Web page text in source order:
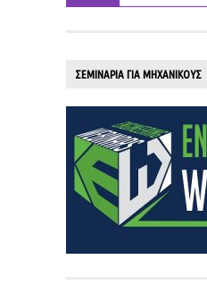
ΣΕΜΙΝΑΡΙΑ ΓΙΑ ΜΗΧΑΝΙΚΟΥΣ